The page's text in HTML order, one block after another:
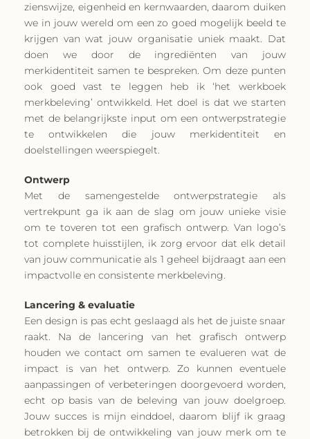
zienswijze, eigenheid en kernwaarden, daarom duiken
we in jouw wereld om een zo goed mogelijk beeld te
krijgen van wat jouw organisatie uniek maakt. Dat
doen we door de ingrediënten van jouw
merkidentiteit samen te bespreken. Om deze punten
ook goed vast te leggen heb ik ‘het werkboek
merkbeleving’ ontwikkeld. Het doel is dat we starten
met de belangrijkste input om een ontwerpstrategie
te ontwikkelen die jouw merkidentiteit en
doelstellingen weerspiegelt.
Ontwerp
Met de samengestelde ontwerpstrategie als
vertrekpunt ga ik aan de slag om jouw unieke visie
om te toveren tot een grafisch ontwerp. Van logo’s
tot complete huisstijlen, ik zorg ervoor dat elk detail
van jouw communicatie als 1 geheel bijdraagt aan een
impactvolle en consistente merkbeleving.
Lancering & evaluatie
Een design is pas echt geslaagd als het de juiste snaar
raakt. Na de lancering van het grafisch ontwerp
houden we contact om samen te evalueren wat de
impact is van het ontwerp. Zo kunnen eventuele
aanpassingen of verbeteringen doorgevoerd worden,
echt op basis van de beleving van jouw doelgroep.
Jouw succes is mijn einddoel, daarom blijf ik graag
betrokken bij de ontwikkeling van jouw merk om te